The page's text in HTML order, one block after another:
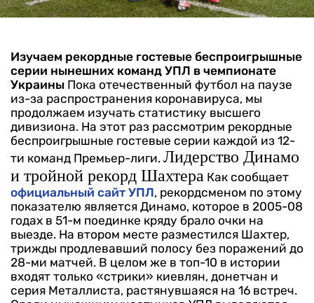
Изучаем рекордные гостевые беспроигрышные
серии нынешних команд УПЛ в чемпионате
Украины Пока отечественный футбол на паузе
из-за распространения коронавируса, мы
продолжаем изучать статистику высшего
дивизиона. На этот раз рассмотрим рекордные
беспроигрышные гостевые серии каждой из 12-
ти команд Премьер-лиги. Лидерство Динамо
и тройной рекорд Шахтера Как сообщает
официальный сайт УПЛ, рекордсменом по этому
показателю является Динамо, которое в 2005-08
годах в 51-м поединке кряду брало очки на
выезде. На втором месте разместился Шахтер,
трижды продлевавший полосу без поражений до
28-ми матчей. В целом же в топ-10 в истории
входят только «стрики» киевлян, донетчан и
серия Металлиста, растянувшаяся на 16 встреч.